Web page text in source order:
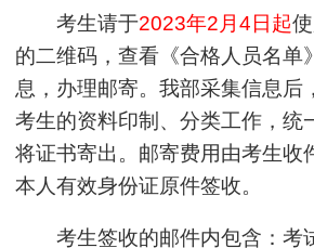
考生请于2023年2月4日起
的二维码，查看《合格人员名单
息，办理邮寄。我部采集信息后
考生的资料印制、分类工作，统
将证书寄出。邮寄费用由考生收
本人有效身份证原件签收。
考生签收的邮件内包含：考